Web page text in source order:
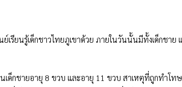
รียนรู้เด็กชาวไทยภูเขาด้วย ภายในวันนั้นมีทั้งเด็กชา
กชายอายุ 8 ขวบ และอายุ 11 ขวบ สาเหตุที่ถูกทำโทษ